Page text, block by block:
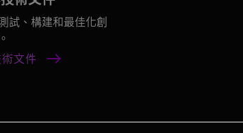
試、構建和最佳化創
文件